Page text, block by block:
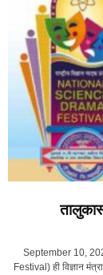
September 10,
Festival) ही विज्ञान